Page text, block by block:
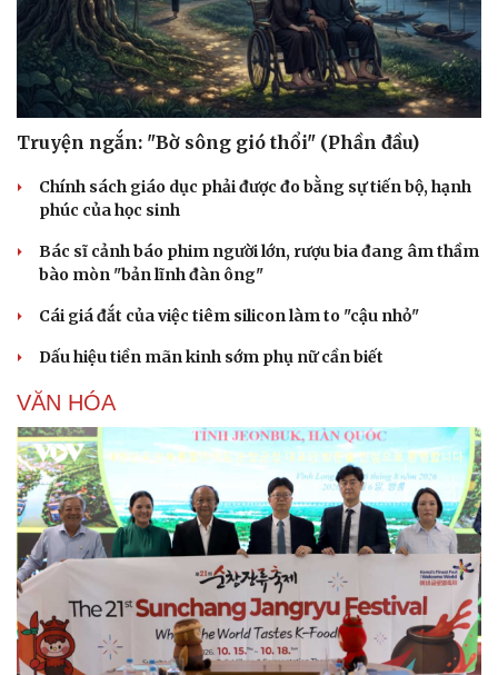
Truyện ngắn: "Bờ sông gió thổi" (Phần đầu)
Chính sách giáo dục phải được đo bằng sự tiến bộ, hạnh
phúc của học sinh
Bác sĩ cảnh báo phim người lớn, rượu bia đang âm thầm
bào mòn "bản lĩnh đàn ông"
Cái giá đắt của việc tiêm silicon làm to "cậu nhỏ"
Dấu hiệu tiền mãn kinh sớm phụ nữ cần biết
VĂN HÓA